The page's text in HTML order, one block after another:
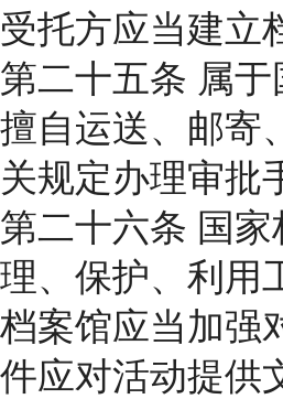
受托方应当建立
第二十五条 属
擅自运送、邮寄
关规定办理审批
第二十六条 国
理、保护、利用
档案馆应当加强
件应对活动提供